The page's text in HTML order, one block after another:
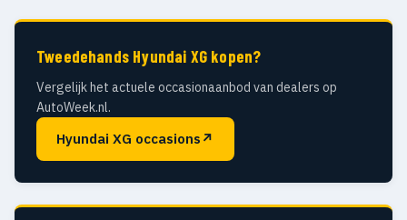
Tweedehands Hyundai XG kopen?
Vergelijk het actuele occasionaanbod van dealers op
AutoWeek.nl.
Hyundai XG occasions ↗